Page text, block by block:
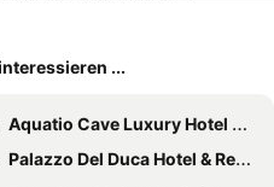
...
Aquatio Cave Luxury Hotel & SPA
Palazzo Del Duca Hotel & Restaurant